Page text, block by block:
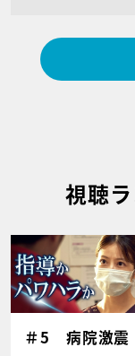
視聴
＃5 病院激震